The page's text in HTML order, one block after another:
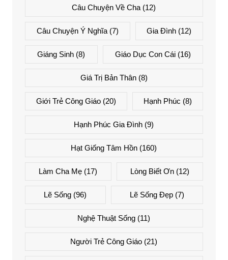
Câu Chuyện Về Cha (12)
Câu Chuyện Ý Nghĩa(7) Gia Đình (12)
Giáng Sinh (8) Giáo Dục Con Cái(16)
Giá Trị Bản Thân(8)
Giới Trẻ Công Giáo(20) Hạnh Phúc (8)
Hạnh Phúc Gia Đình (9)
Hạt Giống Tâm Hồn (160)
Làm Cha Mẹ (17) Lòng Biết Ơn(12)
Lẽ Sống (96) Lẽ Sống Đẹp(7)
Nghệ Thuật Sống (11)
Người Trẻ Công Giáo (21)